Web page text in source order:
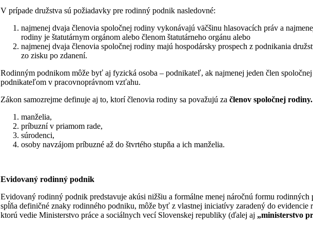
V prípade družstva sú požiadavky pre rodinný podnik nasledovné:
najmenej dvaja členovia spoločnej rodiny vykonávajú väčšinu hlasovacích práv a
rodiny je štatutárnym orgánom alebo členom štatutárneho orgánu alebo
najmenej dvaja členovia spoločnej rodiny majú hospodársky prospech z podnikania
zo zisku po zdanení.
Rodinným podnikom môže byť aj fyzická osoba – podnikateľ, ak najmenej jeden člen
podnikateľom v pracovnoprávnom vzťahu.
Zákon samozrejme definuje aj to, ktorí členovia rodiny sa považujú za členov spoločnej rodiny.
manželia,
príbuzní v priamom rade,
súrodenci,
osoby navzájom príbuzné až do štvrtého stupňa a ich manželia.
Evidovaný rodinný podnik
Evidovaný rodinný podnik predstavuje akúsi nižšiu a formálne menej náročnú formu
spĺňa definičné znaky rodinného podniku, môže byť z vlastnej iniciatívy zaradený do evidencie
ktorú vedie Ministerstvo práce a sociálnych vecí Slovenskej republiky (ďalej aj „ministerstvo